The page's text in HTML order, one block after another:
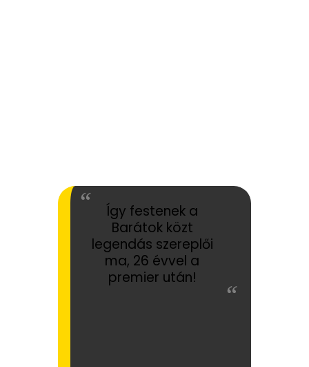
Így festenek a
Barátok közt
legendás szereplői
ma, 26 évvel a
premier után!